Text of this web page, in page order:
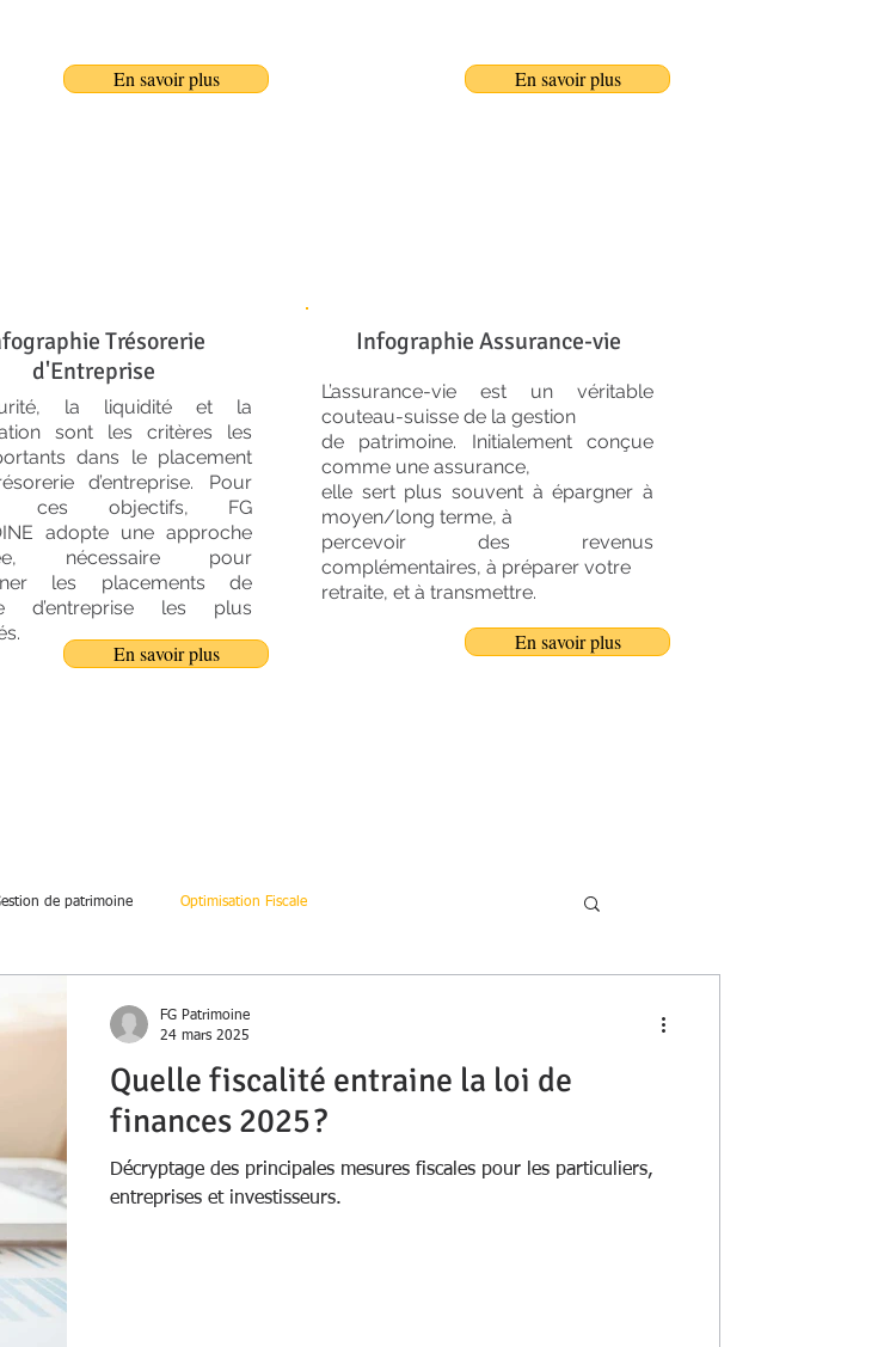
En savoir plus En savoir plus
Trésorerie
d'Entreprise
la liquidité et la
sont les critères les
dans le placement
d’entreprise. Pour
ces objectifs, FG
adopte une approche
nécessaire pour
les placements de
d’entreprise les plus
En savoir plus
Infographie Assurance-vie
L’assurance-vie est un véritable
couteau-suisse de la gestion
de patrimoine. Initialement conçue
comme une assurance,
elle sert plus souvent à épargner à
moyen/long terme, à
percevoir des revenus
complémentaires, à préparer votre
retraite, et à transmettre.
En savoir plus
de patrimoine Optimisation Fiscale
Quelle fiscalité entraine la loi de
finances 2025 ?
Décryptage des principales mesures fiscales pour les particuliers,
entreprises et investisseurs.
FG Patrimoine
24 mars 2025